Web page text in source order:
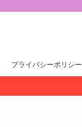
プライバシーポリシー